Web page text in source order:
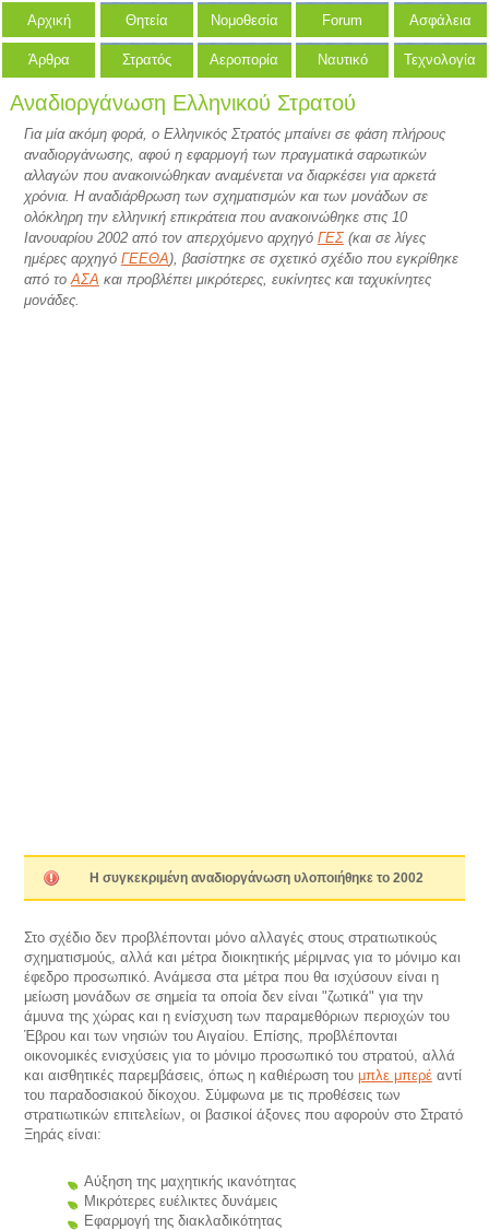
Αρχική Θητεία Νομοθεσία Forum Ασφάλεια
Άρθρα Στρατός Αεροπορία Ναυτικό Τεχνολογία
Αναδιοργάνωση Ελληνικού Στρατού
Για μία ακόμη φορά, ο Ελληνικός Στρατός μπαίνει σε φάση πλήρους
αναδιοργάνωσης, αφού η εφαρμογή των πραγματικά σαρωτικών
αλλαγών που ανακοινώθηκαν αναμένεται να διαρκέσει για αρκετά
χρόνια. Η αναδιάρθρωση των σχηματισμών και των μονάδων σε
ολόκληρη την ελληνική επικράτεια που ανακοινώθηκε στις 10
Ιανουαρίου 2002 από τον απερχόμενο αρχηγό ΓΕΣ(και σε λίγες
ημέρες αρχηγό ΓΕΕΘΑ), βασίστηκε σε σχετικό σχέδιο που εγκρίθηκε
από τοΑΣΑ και προβλέπει μικρότερες, ευκίνητες και ταχυκίνητες
μονάδες.
Η συγκεκριμένη αναδιοργάνωση υλοποιήθηκε το 2002
Στο σχέδιο δεν προβλέπονται μόνο αλλαγές στους στρατιωτικούς
σχηματισμούς, αλλά και μέτρα διοικητικής μέριμνας για το μόνιμο και
έφεδρο προσωπικό. Ανάμεσα στα μέτρα που θα ισχύσουν είναι η
μείωση μονάδων σε σημεία τα οποία δεν είναι "ζωτικά" για την
άμυνα της χώρας και η ενίσχυση των παραμεθόριων περιοχών του
Έβρου και των νησιών του Αιγαίου. Επίσης, προβλέπονται
οικονομικές ενισχύσεις για το μόνιμο προσωπικό του στρατού, αλλά
και αισθητικές παρεμβάσεις, όπως η καθιέρωση του μπλε μπερέαντί
του παραδοσιακού δίκοχου. Σύμφωνα με τις προθέσεις των
στρατιωτικών επιτελείων, οι βασικοί άξονες που αφορούν στο Στρατό
Ξηράς είναι:
Αύξηση της μαχητικής ικανότητας
Μικρότερες ευέλικτες δυνάμεις
Εφαρμογή της διακλαδικότητας